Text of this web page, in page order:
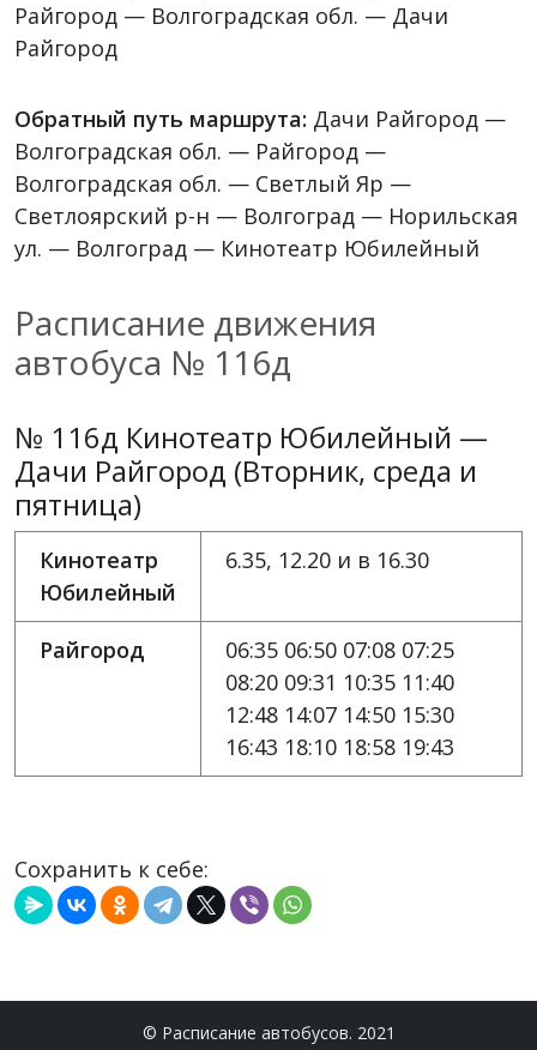
Райгород — Волгоградская обл. — Дачи
Райгород
Обратный путь маршрута: Дачи Райгород —
Волгоградская обл. — Райгород —
Волгоградская обл. — Светлый Яр —
Светлоярский р-н — Волгоград — Норильская
ул. — Волгоград — Кинотеатр Юбилейный
Расписание движения
автобуса № 116д
№ 116д Кинотеатр Юбилейный —
Дачи Райгород (Вторник, среда и
пятница)
Кинотеатр
Юбилейный
6.35, 12.20 и в 16.30
Райгород
06:35 06:50 07:08 07:25
08:20 09:31 10:35 11:40
12:48 14:07 14:50 15:30
16:43 18:10 18:58 19:43
Сохранить к себе:
© Расписание автобусов. 2021